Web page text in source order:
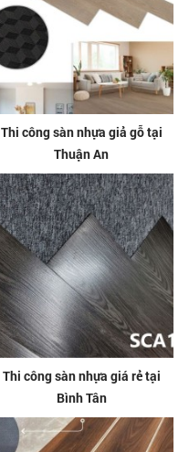
Thi công sàn nhựa giả gỗ tại
Thuận An
Thi công sàn nhựa giá rẻ tại
Bình Tân